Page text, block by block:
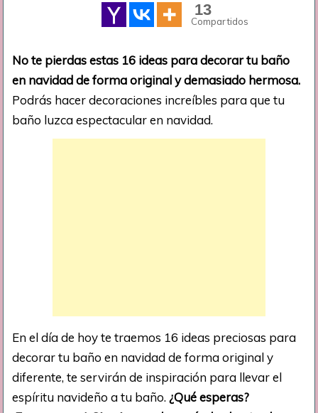
13
Compartidos
No te pierdas estas 16 ideas para decorar tu baño
en navidad de forma original y demasiado hermosa.
Podrás hacer decoraciones increíbles para que tu
baño luzca espectacular en navidad.
En el día de hoy te traemos 16 ideas preciosas para
decorar tu baño en navidad de forma original y
diferente, te servirán de inspiración para llevar el
espíritu navideño a tu baño. ¿Qué esperas?